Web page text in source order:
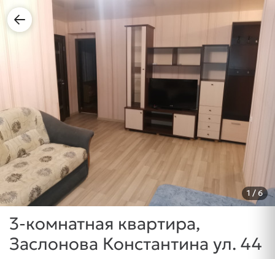
1 / 6
3-комнатная квартира,
Заслонова Константина ул. 44